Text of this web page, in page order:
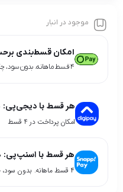
موجود در انبار
امکان قسط‌بندی
۴ قسط ماهانه. بدون سود، چک و ضامن.
هر قسط با دیجی‌پی:
امکان پرداخت در 4 قسط
هر قسط با اسنپ‌پی:
۴ قسط ماهانه. بدون سود، چک و ضامن.